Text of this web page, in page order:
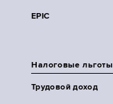
EPIC
Налоговые льготы
Трудовой доход